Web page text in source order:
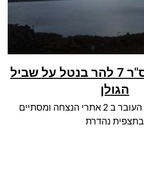
מאנדרטת פלס"ר 7 להר בנטל על שביל
הגולן
קטע בשביל הגולן העובר ב 2 אתרי הנצחה ומסתיים
בתצפית נהדרת